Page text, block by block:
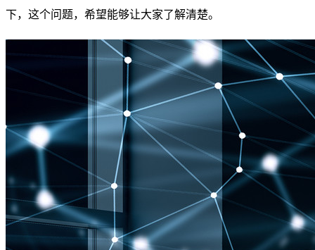
下，这个问题，希望能够让大家了解清楚。